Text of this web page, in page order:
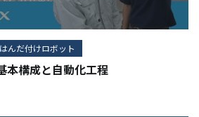
はんだ付けロボット
本構成と自動化工程